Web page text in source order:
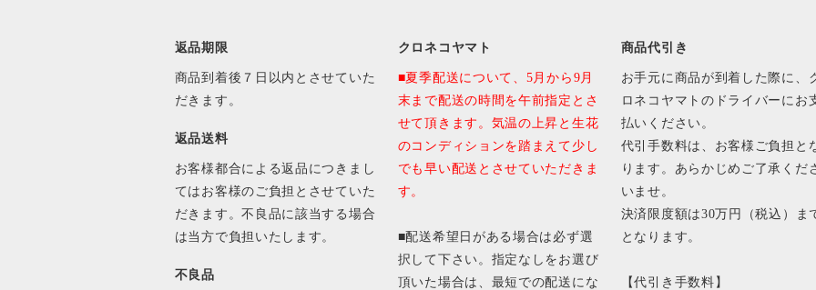
返品期限
商品到着後７日以内とさせていた
だきます。
返品送料
お客様都合による返品につきまし
てはお客様のご負担とさせていた
だきます。不良品に該当する場合
は当方で負担いたします。
不良品
クロネコヤマト
■夏季配送について、5月から9月
末まで配送の時間を午前指定とさ
せて頂きます。気温の上昇と生花
のコンディションを踏まえて少し
でも早い配送とさせていただきま
す。
■配送希望日がある場合は必ず選
択して下さい。指定なしをお選び
頂いた場合は、最短での配送にな
商品代引き
お手元に商品が到着した際に、
ロネコヤマトのドライバーにお
払いください。
代引手数料は、お客様ご負担と
ります。あらかじめご了承くだ
いませ。
決済限度額は30万円（税込）ま
となります。
【代引き手数料】